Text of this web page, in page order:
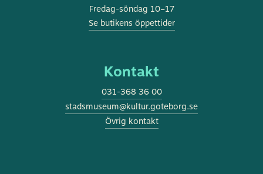
Fredag-söndag 10–17
Se butikens öppettider
Kontakt
031-368 36 00
stadsmuseum@kultur.goteborg.se
Övrig kontakt